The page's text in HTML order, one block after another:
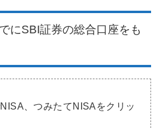
にSBI証券の総合口座をも
、つみたてNISAをクリッ